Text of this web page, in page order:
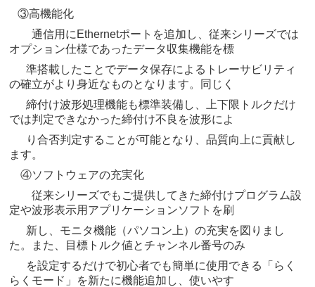
③高機能化
通信用にEthernetポートを追加し、従来シリーズでは
オプション仕様であったデータ収集機能を標
準搭載したことでデータ保存によるトレーサビリティ
の確立がより身近なものとなります。同じく
締付け波形処理機能も標準装備し、上下限トルクだけ
では判定できなかった締付け不良を波形によ
り合否判 定することが可能となり、品質向上に貢献し
ます。
④ソフトウェアの充実化
従来シリーズでもご提供してきた締付けプログラム設
定や波形表示用アプリケーションソフトを刷
新し、モニタ機能（パソコン上）の充実を図りまし
た。また、目標トルク値とチャンネル番号のみ
を設定するだけで初心者でも簡単に使用できる「らく
らくモード」を新たに機能追加し、使いやす